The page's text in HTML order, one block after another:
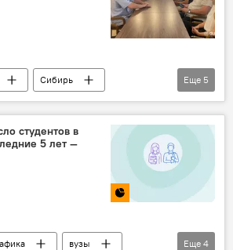
Сибирь
Узбекистанцы
высшее образование
Еще 5
студентов в
5 лет —
вузы
Еще 4